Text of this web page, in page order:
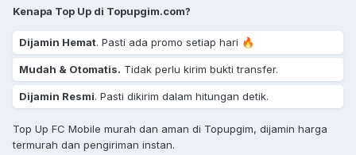
Kenapa Top Up di Topupgim.com?
Dijamin Hemat. Pasti ada promo setiap hari 🔥
Mudah & Otomatis. Tidak perlu kirim bukti transfer.
Dijamin Resmi. Pasti dikirim dalam hitungan detik.
Top Up FC Mobile murah dan aman di Topupgim, dijamin harga
termurah dan pengiriman instan.